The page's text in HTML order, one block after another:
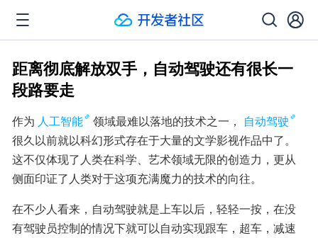
距离彻底解放双手，自动驾驶还有很长一
段路要走
作为 人工智能 领域最难以落地的技术之一， 自动驾驶
很久以前就以科幻形式存在于大量的文学影视作品中了。
这不仅体现了人类在科学、艺术领域无限的创造力，更从
侧面印证了人类对于这项充满魔力的技术的向往。
在不少人看来，自动驾驶就是上车以后，轻轻一按，在没
有驾驶员控制的情况下就可以自动实现跟车，超车，减速